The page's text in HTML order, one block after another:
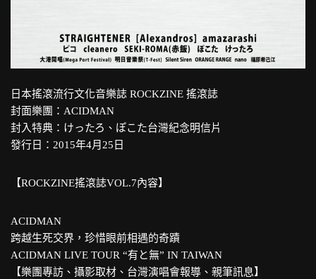
日本搖滾流行文化音樂誌 ROCKZINE 搖滾誌
封面樂團：ACIDMAN
封入特典：けったろ、ぽこた台灣紀念明信片
發行日：2015年4月25日
【ROCKZINE搖滾誌VOL.7內容】
ACIDMAN
跨越生死交界，珍惜眼前相遇的奇蹟
ACIDMAN LIVE TOUR “有と無” IN TAIWAN
【樂團專訪、攝影取材、台灣演唱會報導、親筆訊息】